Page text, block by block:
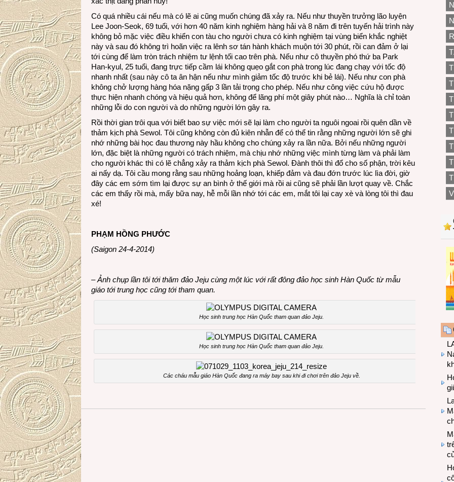
Có quá nhiều cái nếu mà có lẽ ai cũng muốn chúng đã xảy ra. Nếu như thuyền trưởng lão luyện
Lee Joon-Seok, 69 tuổi, với hơn 40 năm kinh nghiệm hàng hải và 8 năm đi trên tuyến hải trình này
không bỏ mặc việc điều khiển con tàu cho người chưa có kinh nghiệm tại vùng biển khắc nghiệt
này và sau đó không trì hoãn việc ra lênh sơ tán hành khách muộn tới 30 phút, rồi can đảm ở lại
tới cùng để làm tròn trách nhiệm tư lệnh tối cao trên phà. Nếu như cô thuyền phó thứ ba Park
Han-kyul, 25 tuổi, đang trực tiếp cầm lái không quẹo gắt con phà trong lúc đang chạy với tốc độ
nhanh nhất (sau này cô ta ân hận nếu như mình giảm tốc độ trước khi bẻ lái). Nếu như con phà
không chở lượng hàng hóa nặng gấp 3 lần tải trọng cho phép. Nếu như công việc cứu hộ được
thực hiện nhanh chóng và hiệu quả hơn, không để lãng phí một giây phút nào… Nghĩa là chỉ toàn
những lỗi do con người và do những người lớn gây ra.
Rồi thời gian trôi qua với biết bao sự việc mới sẽ lại làm cho người ta nguôi ngoai rồi quên dần về
thảm kịch phà Sewol. Tôi cũng không còn đủ kiên nhẫn để có thể tin rằng những người lớn sẽ ghi
nhớ những bài học đau thương này hầu không cho chúng xảy ra lần nữa. Bởi nếu những người
lớn, đặc biệt là những người có trách nhiệm, mà chịu nhớ những việc mình từng làm và phải làm
cho người khác thì có lẽ chẳng xảy ra thảm kịch phà Sewol. Đành thôi thì đổ cho số phận, trời kêu
ai nấy dạ. Tôi cầu mong rằng sau những hoảng loạn, khiếp đảm và đau đớn trước lúc lìa đời, giờ
đây các em sớm tìm lại được sự an bình ở thế giới mà rồi ai cũng sẽ phải lần lượt quay về. Chắc
các em thấy rồi mà, mấy bữa nay, hễ mỗi lần nhớ tới các em, mắt tôi lại cay xè và lòng tôi thì đau
xé!
PHẠM HỒNG PHƯỚC
(Saigon 24-4-2014)
– Ảnh chụp lần tôi tới thăm đảo Jeju cùng một lúc với rất đông đảo học sinh Hàn Quốc từ mẫu
giáo tới trung học cũng tới tham quan.
Học sinh trung học Hàn Quốc tham quan đảo Jeju.
Học sinh trung học Hàn Quốc tham quan đảo Jeju.
Các cháu mẫu giáo Hàn Quốc đang ra máy bay sau khi đi chơi trên đảo Jeju về.